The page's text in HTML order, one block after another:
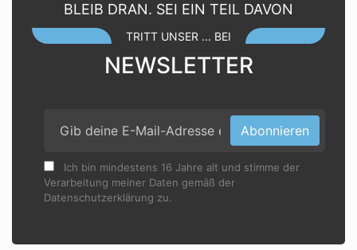
BLEIB DRAN. SEI EIN TEIL DAVON
TRITT UNSER ... BEI
NEWSLETTER
Abonnieren
Ich bin mindestens 16 Jahre alt und stimme der
Verarbeitung meiner Daten gemäß der
Datenschutzerklärung zu.